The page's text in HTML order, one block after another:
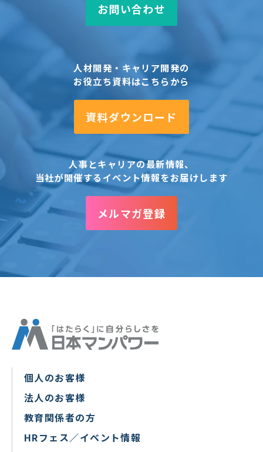
お問い合わせ
人材開発・キャリア開発の
お役立ち資料はこちらから
資料ダウンロード
人事とキャリアの最新情報、
当社が開催するイベント情報をお届けします
メルマガ登録
個人のお客様
法人のお客様
教育関係者の方
HRフェス／イベント情報